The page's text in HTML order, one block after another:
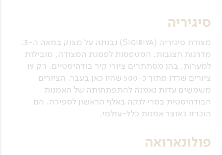
סיגיריה
מצודת סיגיריה (Sigiriya) נבנתה על מצוק במאה ה-5.
מדרגות חצובות, המטפסות לפסגת המצודה, מובילות
למערות, בהן מסתתרים ציורי קיר בודהיסטיים. רק 19
ציורים שרדו מתוך כ-500 שהיו כאן בעבר. הציורים
משמשים עדות נאמנה להתפתחותה של האמנות
הבודהיסטית בסרי לנקה באלף הראשון לספירה. הם
הוכרזו כאוצר אמנות כלל-עולמי.
פולונארואה